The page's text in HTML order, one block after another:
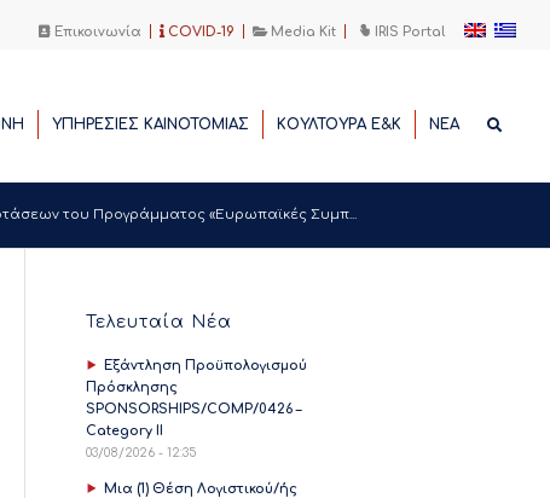
Επικοινωνία COVID-19 Media Kit IRIS Portal
ΥΠΗΡΕΣΙΕΣ ΚΑΙΝΟΤΟΜΙΑΣ ΚΟΥΛΤΟΥΡΑ Ε&Κ ΝΕΑ
του Προγράμματος «Ευρωπαϊκές Συμπ...
Τελευταία Νέα
Εξάντληση Προϋπολογισμού
Πρόσκλησης
SPONSORSHIPS/COMP/0426 –
Category II
03/08/2026 - 12:35
Μια (1) Θέση Λογιστικού/ής